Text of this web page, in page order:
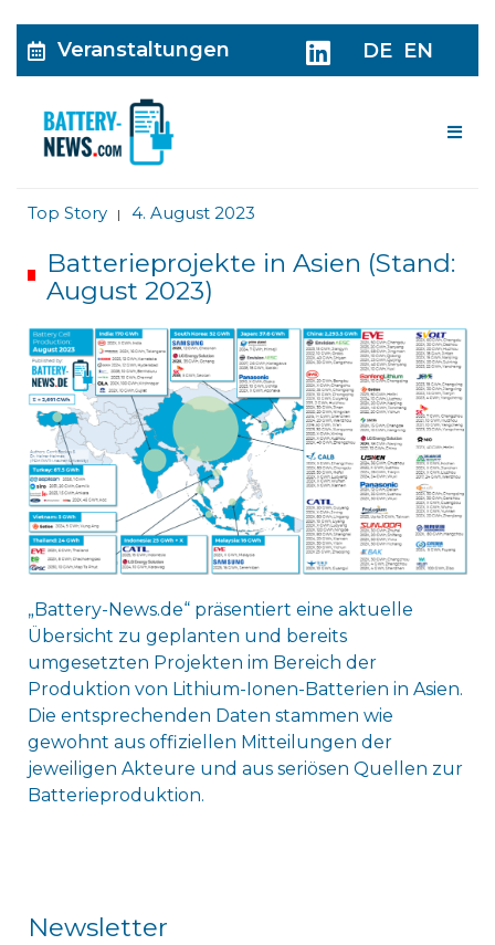
Veranstaltungen DE EN
Top Story | 4. August 2023
Batterieprojekte in Asien (Stand:
August 2023)
„Battery-News.de“ präsentiert eine aktuelle
Übersicht zu geplanten und bereits
umgesetzten Projekten im Bereich der
Produktion von Lithium-Ionen-Batterien in Asien.
Die entsprechenden Daten stammen wie
gewohnt aus offiziellen Mitteilungen der
jeweiligen Akteure und aus seriösen Quellen zur
Batterieproduktion.
Newsletter